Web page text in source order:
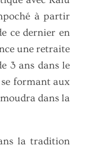
à partir
ce dernier en
une retraite
3 ans dans le
formant aux
dans la
la tradition